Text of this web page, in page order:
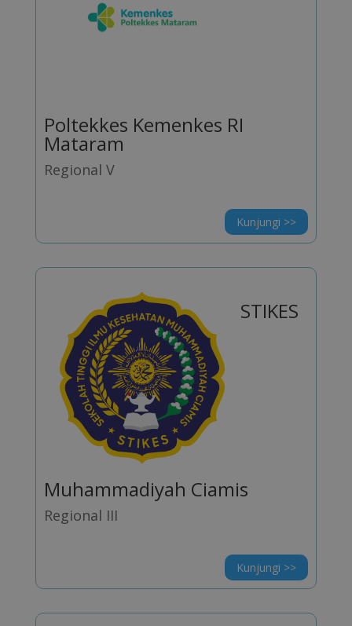
Poltekkes Kemenkes RI
Mataram
Regional V
Kunjungi >>
STIKES
Muhammadiyah Ciamis
Regional III
Kunjungi >>